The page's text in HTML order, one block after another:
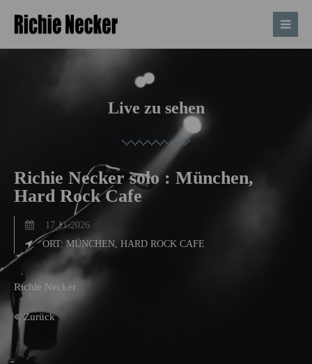
Live zu sehen
Richie Necker solo : München,
Hard Rock Cafe
17.11.2026
ORT: MÜNCHEN, HARD ROCK CAFE
Richie Necker
Zurück